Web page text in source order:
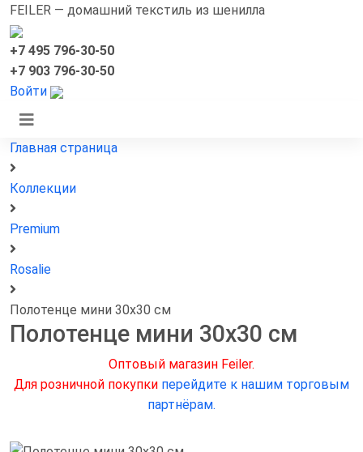
FEILER — домашний текстиль из шенилла
+7 495 796-30-50
+7 903 796-30-50
Войти
Главная страница
Коллекции
Premium
Rosalie
Полотенце мини 30х30 см
Полотенце мини 30х30 см
Оптовый магазин Feiler.
Для розничной покупки перейдите к нашим торговым
партнёрам.